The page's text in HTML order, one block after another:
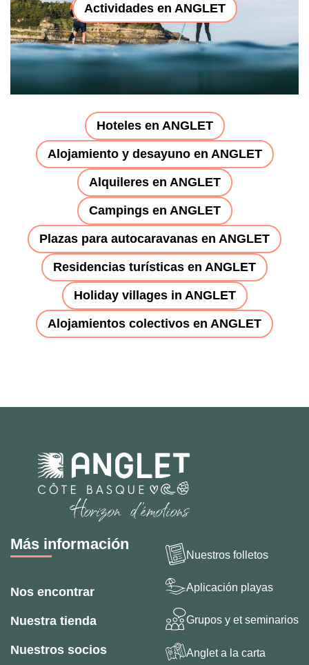
Actividades en ANGLET
Hoteles en ANGLET
Alojamiento y desayuno en ANGLET
Alquileres en ANGLET
Campings en ANGLET
Plazas para autocaravanas en ANGLET
Residencias turísticas en ANGLET
Holiday villages in ANGLET
Alojamientos colectivos en ANGLET
Más información
Nos encontrar
Nuestra tienda
Nuestros socios
Nuestros folletos
Aplicación playas
Grupos y et seminarios
Anglet a la carta